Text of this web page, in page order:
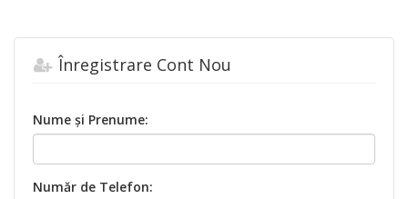
Înregistrare Cont Nou
Nume şi Prenume:
Număr de Telefon: